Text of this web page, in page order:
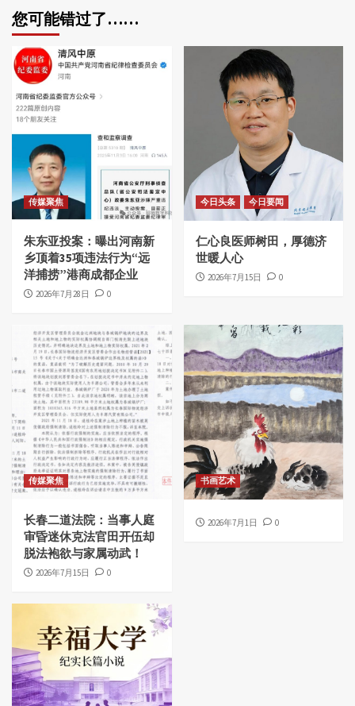
您可能错过了……
传媒聚焦
朱东亚投案：曝出河南新
乡顶着35项违法行为“远
洋捕捞”港商成都企业
2026年7月28日 0
今日头条 今日要闻
仁心良医师树田，厚德济
世暖人心
2026年7月15日 0
传媒聚焦
长春二道法院：当事人庭
审昏迷休克法官田开伍却
脱法袍欲与家属动武！
2026年7月15日 0
书画艺术
2026年7月1日 0